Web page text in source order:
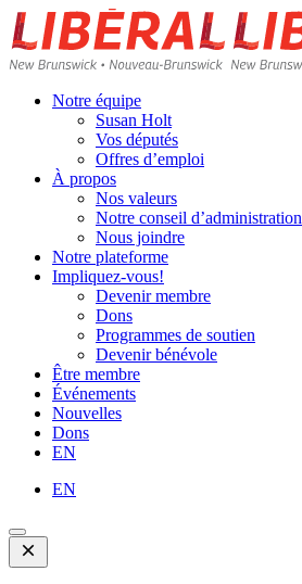
Skip
to
content
Homepage
Link
Notre équipe
Susan Holt
Vos députés
Offres d’emploi
À propos
Nos valeurs
Notre conseil d’administration
Nous joindre
Notre plateforme
Impliquez-vous!
Devenir membre
Dons
Programmes de soutien
Devenir bénévole
Être membre
Événements
Nouvelles
Dons
EN
EN
Open
Mobile
Menu